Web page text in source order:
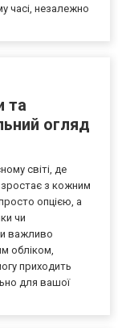
часі, незалежно
та
огляд
світі, де
зростає з кожним
опцією, а
чи
важливо
обліком,
приходить
для вашої